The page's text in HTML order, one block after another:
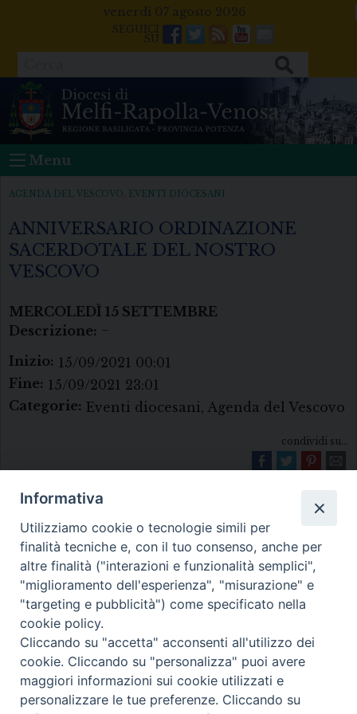
venerdì 07 agosto 2026
Facebook
Twitter
FeedsYoutube
Mail
Menu
AGENDA DEL VESCOVO EVENTI DIOCESANI
ANNIVERSARIO ORDINAZIONE
SACERDOTALE DEL NOSTRO
VESCOVO
MERCOLEDÌ 15 SETTEMBRE
Descrizione: –
Inizio: 15/09/2021 00:01
Fine: 15/09/2021 23:01
Categorie: Eventi diocesani, Agenda del Vescovo
condividi su...
Diocesi di Melfi Rapolla Venosa
• Largo Duomo, 12 - 85025 MELFI (PZ) •
Tel. 0972238604
PEC ufficiale della Diocesi:
diocesi.melfi_rapolla_venosa@legalmail.it
Informativa
Utilizziamo cookie o tecnologie simili per
finalità tecniche e, con il tuo consenso, anche per
altre finalità ("interazioni e funzionalità semplici",
"miglioramento dell'esperienza", "misurazione" e
"targeting e pubblicità") come specificato nella
cookie policy.
Cliccando su "accetta" acconsenti all'utilizzo dei
cookie. Cliccando su "personalizza" puoi avere
maggiori informazioni sui cookie utilizzati e
personalizzare le tue preferenze. Cliccando su